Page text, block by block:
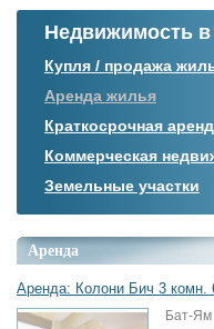
Недвижимость
Купля / продажа
Аренда жилья
Краткосрочная
Коммерческая
Земельные участки
Аренда
Аренда: Колони Бич 3 комн.
Бат-Ям